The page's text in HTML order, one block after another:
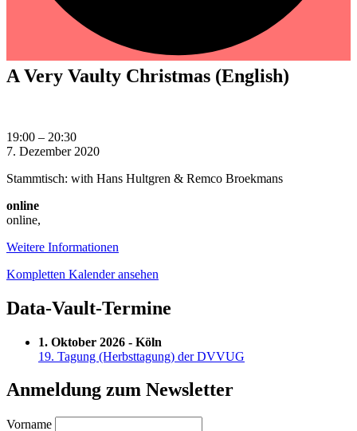
A Very Vaulty Christmas (English)
A
Very
Christmas
19:00 – 20:30
7. Dezember 2020
Stammtisch: with Hans Hultgren & Remco Broekmans
online
online,
Weitere Informationen
Kompletten Kalender ansehen
Data-Vault-Termine
1. Oktober 2026 - Köln
19. Tagung (Herbsttagung) der DVVUG
Anmeldung zum Newsletter
Vorname